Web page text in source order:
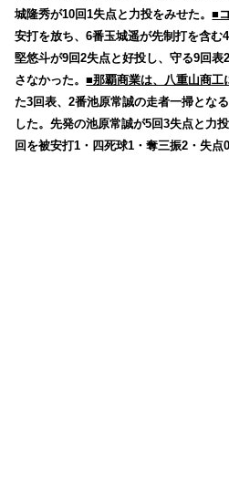
城隆秀が10回1失点と力投をみせた。■
安打を放ち、6番玉城遥が先制打を含む
堅悠斗が9回2失点と好投し、守る9回
さなかった。■那覇商業は、八重山商工
た3回表、2番池原常誠の走者一掃とな
した。先発の池原常誠が5回3失点と力
回を被安打1・四死球1・奪三振2・失点